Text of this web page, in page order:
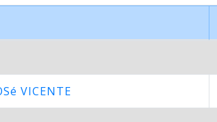
VICENTE